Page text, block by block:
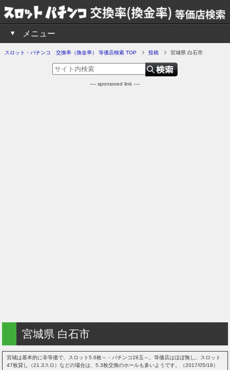
メニュー
スロット・パチンコ 交換率（換金率） 等価店検索 TOP 投稿 宮城県 白石市
---- sponsored link ----
宮城県 白石市
宮城は基本的に非等価で、スロット5.6枚～・パチンコ28玉～。等価店はほぼ無し。スロット
47枚貸し（21.3スロ）などの場合は、5.3枚交換のホールも多いようです。（2017/05/18）